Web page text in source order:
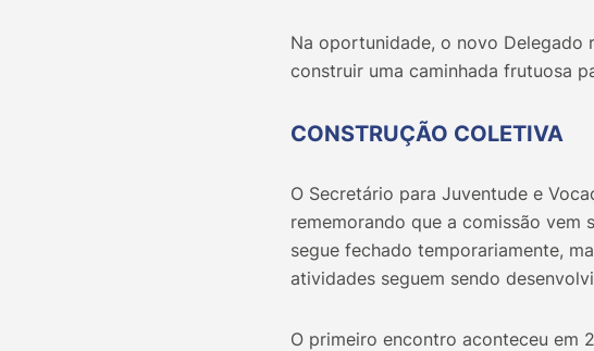
Na oportunidade, o novo Delegado
construir uma caminhada frutuosa
CONSTRUÇÃO COLETIVA
O Secretário para Juventude e
rememorando que a comissão vem
segue fechado temporariamente,
atividades seguem sendo
O primeiro encontro aconteceu em